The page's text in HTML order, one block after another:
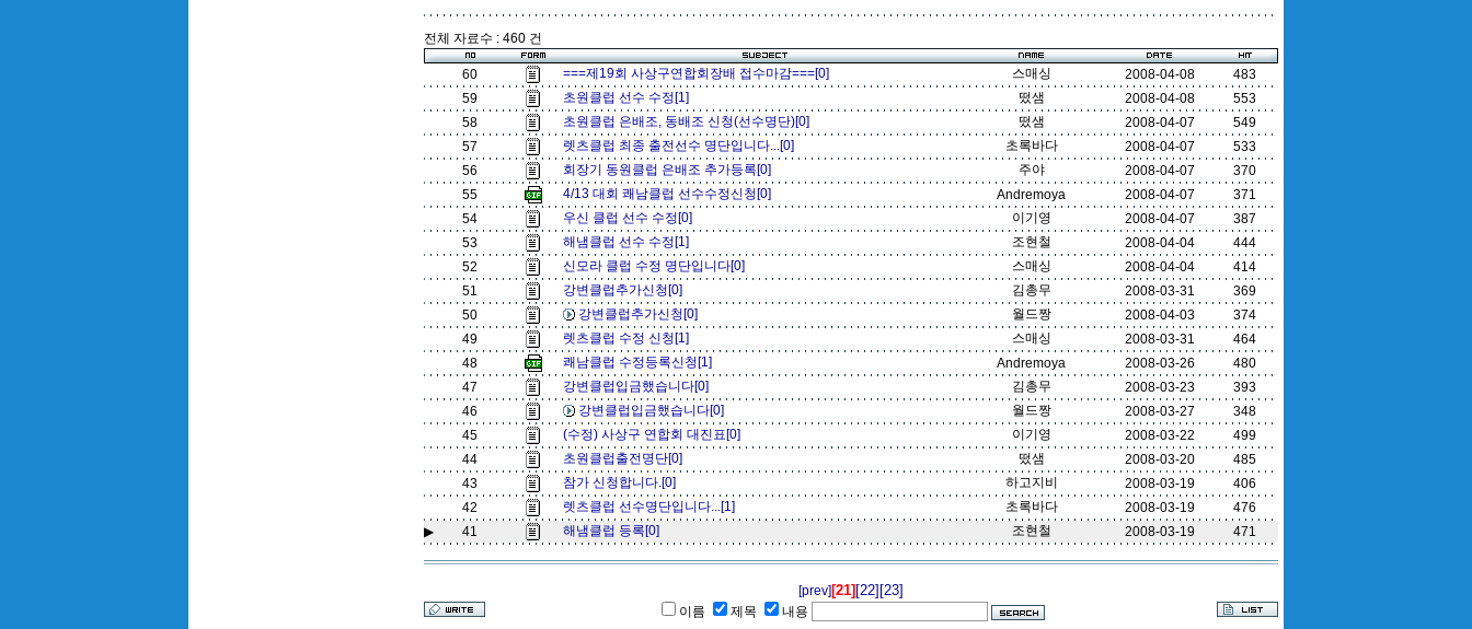
전체 자료수 : 460 건
60 ===제19회 사상구연합회장배 접수마감===[0] 스매싱 2008-04-08
483
59
초원클럽 선수 수정[1] 떴샘 2008-04-08
553
58
초원클럽 은배조, 동배조 신청(선수명단)[0] 떴샘 2008-04-07
549
57
렛츠클럽 최종 출전선수 명단입니다...[0] 초록바다 2008-04-07
533
56
회장기 동원클럽 은배조 추가등록[0] 주야 2008-04-07
370
55
4/13 대회 쾌남클럽 선수수정신청[0] Andremoya 2008-04-07
371
54
우신 클럽 선수 수정[0] 이기영 2008-04-07
387
53
해냄클럽 선수 수정[1] 조현철 2008-04-04
444
52
신모라 클럽 수정 명단입니다[0] 스매싱 2008-04-04
414
51
강변클럽추가신청[0] 김총무 2008-03-31
369
50
강변클럽추가신청[0] 월드짱 2008-04-03
374
49
렛츠클럽 수정 신청[1] 스매싱 2008-03-31
464
48
쾌남클럽 수정등록신청[1] Andremoya 2008-03-26
480
47
강변클럽입금했습니다[0] 김총무 2008-03-23
393
46
강변클럽입금했습니다[0] 월드짱 2008-03-27
348
45
(수정) 사상구 연합회 대진표[0] 이기영 2008-03-22
499
44
초원클럽출전명단[0] 떴샘 2008-03-20
485
43
참가 신청합니다.[0] 하고지비 2008-03-19
406
42
렛츠클럽 선수명단입니다...[1] 초록바다 2008-03-19
476
▶
41 해냄클럽 등록[0] 조현철 2008-03-19 471
[prev] [21] [22] [23]
이름 제목 내용